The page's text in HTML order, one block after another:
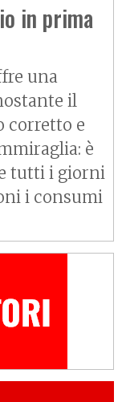
in prima
una
il
corretto e
è
tutti i giorni
i consumi